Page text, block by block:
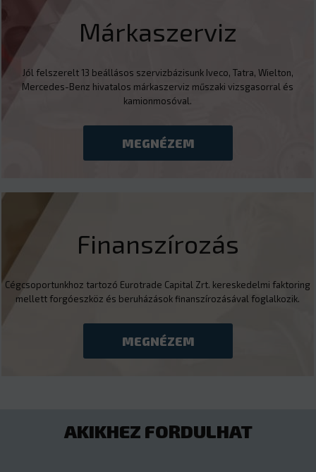
Márkaszerviz
Jól felszerelt 13 beállásos szervizbázisunk Iveco, Tatra, Wielton,
Mercedes-Benz hivatalos márkaszerviz műszaki vizsgasorral és
kamionmosóval.
MEGNÉZEM
Finanszírozás
Cégcsoportunkhoz tartozó Eurotrade Capital Zrt. kereskedelmi faktoring
mellett forgóeszköz és beruházások finanszírozásával foglalkozik.
MEGNÉZEM
AKIKHEZ FORDULHAT